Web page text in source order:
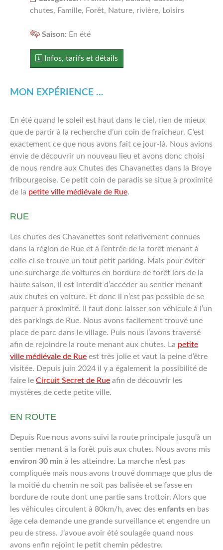
FRANCE
chutes, Famille, Forêt, Nature, rivière, Loisirs
Saison: En été
Infos, tarifs et détails
MON EXPÉRIENCE ...
En été quand le soleil est haut dans le ciel, rien de mieux
que de partir à la recherche d’un coin de fraîcheur. C’est
exactement ce que nous avons fait ce jour-là. Nous avions
envie de découvrir un nouveau lieu et avons donc choisi
de nous rendre aux Chutes des Chavanettes dans la Broye
fribourgeoise. Ce petit coin de paradis se situe à proximité
de la petite ville médiévale de Rue.
RUE
Les chutes des Chavanettes sont relativement connues
dans la région de Rue et à l’entrée de la forêt menant à
celle-ci se trouve un tout petit parking. Mais pour éviter
une surcharge de voitures en bordure de forêt lors de la
haute saison, il est interdit d’accéder au sentier menant
aux chutes en voiture. Et donc il n’est pas possible de se
parquer à proximité. Il faut donc laisser son véhicule à l’un
des parkings de Rue. Nous avons facilement trouvé une
place de parc dans le village. Puis nous l’avons traversé
afin de rejoindre la route menant aux chutes. La petite
ville médiévale de Rue est très jolie et vaut la peine d’être
visitée. Depuis juin 2024 il y a également la possibilité de
faire le Circuit Secret de Rue afin de découvrir les
mystères de cette petite ville.
EN ROUTE
Depuis Rue nous avons suivi la route principale jusqu’à un
sentier menant à la forêt puis aux chutes. Nous avons mis
environ 30 min à les atteindre. La marche n’est pas
compliquée mais nous avons trouvé dommage que plus de
la moitié du chemin ne soit pas balisée et se fasse en
bordure de route dont une partie sans trottoir. Alors que
les véhicules circulent à 80km/h, avec des enfants en bas
âge cela demande une grande surveillance et engendre un
peu de stress. J’avoue avoir été soulagée quand nous
avons enfin rejoint le petit chemin pédestre.